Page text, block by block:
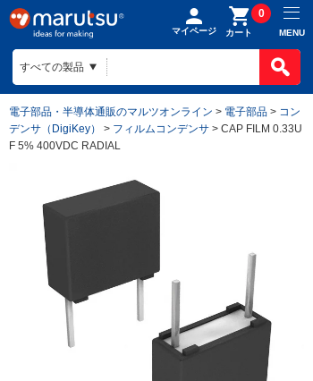
マイページ カート
0
MENU
電子部品・半導体通販のマルツオンライン > 電子部品 > コン
デンサ（DigiKey）
> フィルムコンデンサ > CAP FILM 0.33U
F 5% 400VDC RADIAL